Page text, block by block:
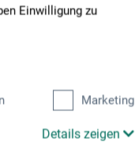
Einwilligung zu
Marketing
Details zeigen